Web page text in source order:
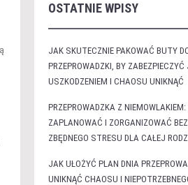
OSTATNIE WPISY
JAK SKUTECZNIE PAKOWAĆ BUTY
PRZEPROWADZKI, BY ZABEZPIECZYĆ
USZKODZENIEM I CHAOSU UNIKNĄĆ
PRZEPROWADZKA Z
ZAPLANOWAĆ I ZORGANIZOWAĆ BEZ
ZBĘDNEGO STRESU DLA CAŁEJ
JAK UŁOŻYĆ PLAN DNIA
UNIKNĄĆ CHAOSU I